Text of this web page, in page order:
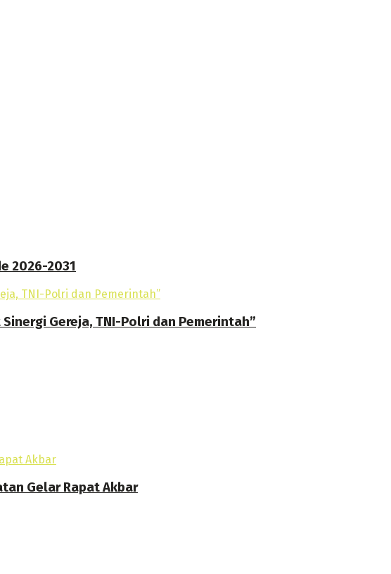
2026-2031
Gereja, TNI-Polri dan Pemerintah”
Gelar Rapat Akbar